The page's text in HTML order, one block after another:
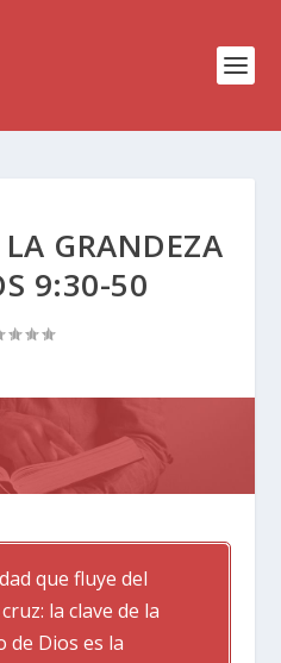
GRANDEZA
9:30-50
que fluye del
la clave de la
de Dios es la